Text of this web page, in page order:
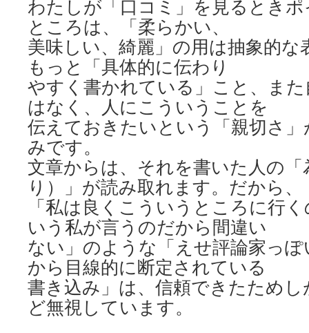
わたしが「口コミ」を見るとき
ところは、「柔らかい、
美味しい、綺麗」の用は抽象的な
もっと「具体的に伝わり
やすく書かれている」こと、ま
はなく、人にこういうことを
伝えておきたいという「親切さ
みです。
文章からは、それを書いた人の
り）」が読み取れます。だから、
「私は良くこういうところに行
いう私が言うのだから間違い
ない」のような「えせ評論家っ
から目線的に断定されている
書き込み」は、信頼できたため
ど無視しています。